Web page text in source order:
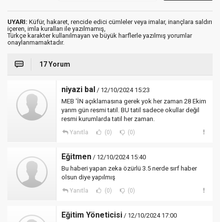
UYARI: Küfür, hakaret, rencide edici cümleler veya imalar, inançlara saldırı
içeren, imla kuralları ile yazılmamış,
Türkçe karakter kullanılmayan ve büyük harflerle yazılmış yorumlar
onaylanmamaktadır.
17 Yorum
niyazi bal / 12/10/2024 15:23
MEB 'İN açıklamasına gerek yok her zaman 28 Ekim
yarım gün resmi tatil. BU tatil sadece okullar değil
resmi kurumlarda tatil her zaman.
Yanıtla (0) (0)
Eğitmen / 12/10/2024 15:40
Bu haberi yapan zeka özürlü 3.5 nerde sırf haber
olsun diye yapılmış
Yanıtla (0) (0)
Eğitim Yöneticisi / 12/10/2024 17:00